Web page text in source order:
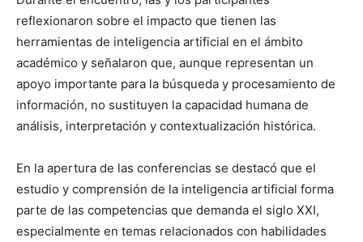
reflexionaron sobre el impacto que tienen las
herramientas de inteligencia artificial en el ámbito
académico y señalaron que, aunque representan un
apoyo importante para la búsqueda y procesamiento de
información, no sustituyen la capacidad humana de
análisis, interpretación y contextualización histórica.
En la apertura de las conferencias se destacó que el
estudio y comprensión de la inteligencia artificial forma
parte de las competencias que demanda el siglo XXI,
especialmente en temas relacionados con habilidades